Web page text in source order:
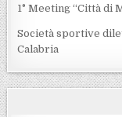
1° Meeting “Città di
Società sportive
Calabria